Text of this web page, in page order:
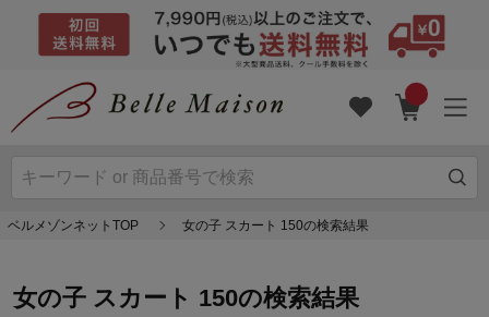
ベルメゾンネットTOP 女の子 スカート 150の検索結果
女の子 スカート 150の検索結果